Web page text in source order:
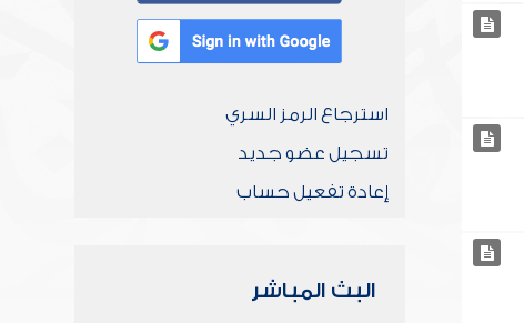
استرجاع الرمز السري
تسجيل عضو جديد
إعادة تفعيل حساب
البث المباشر